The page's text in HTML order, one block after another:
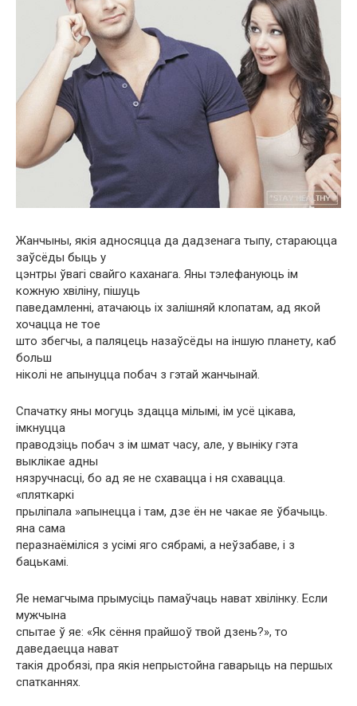
Жанчыны, якія адносяцца да дадзенага тыпу, стараюцца
заўсёды быць у
цэнтры ўвагі свайго каханага. Яны тэлефануюць ім
кожную хвіліну, пішуць
паведамленні, атачаюць іх залішняй клопатам, ад якой
хочацца не тое
што збегчы, а паляцець назаўсёды на іншую планету, каб
больш
ніколі не апынуцца побач з гэтай жанчынай.
Спачатку яны могуць здацца мілымі, ім усё цікава,
імкнуцца
праводзіць побач з ім шмат часу, але, у выніку гэта
выклікае адны
нязручнасці, бо ад яе не схавацца і ня схавацца.
«пляткаркі
прыліпала »апынецца і там, дзе ён не чакае яе ўбачыць.
яна сама
перазнаёміліся з усімі яго сябрамі, а неўзабаве, і з
бацькамі.
Яе немагчыма прымусіць памаўчаць нават хвілінку. Если
мужчына
спытае ў яе: «Як сёння прайшоў твой дзень?», то
даведаецца нават
такія дробязі, пра якія непрыстойна гаварыць на першых
спатканнях.